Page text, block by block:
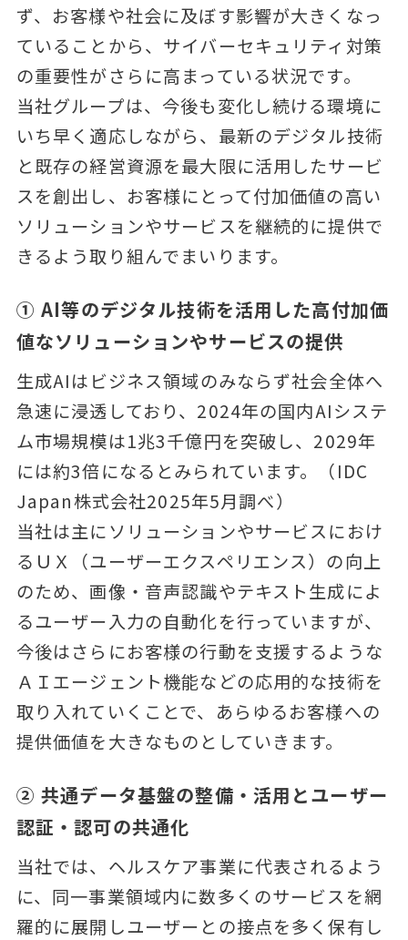
ず、お客様や社会に及ぼす影響が大きくなっ
ていることから、サイバーセキュリティ対策
の重要性がさらに高まっている状況です。
当社グループは、今後も変化し続ける環境に
いち早く適応しながら、最新のデジタル技術
と既存の経営資源を最大限に活用したサービ
スを創出し、お客様にとって付加価値の高い
ソリューションやサービスを継続的に提供で
きるよう取り組んでまいります。
① AI等のデジタル技術を活用した高付加価
値なソリューションやサービスの提供
生成AIはビジネス領域のみならず社会全体へ
急速に浸透しており、2024年の国内AIシステ
ム市場規模は1兆3千億円を突破し、2029年
には約3倍になるとみられています。（IDC
Japan株式会社2025年5月調べ）
当社は主にソリューションやサービスにおけ
るＵＸ（ユーザーエクスペリエンス）の向上
のため、画像・音声認識やテキスト生成によ
るユーザー入力の自動化を行っていますが、
今後はさらにお客様の行動を支援するような
ＡＩエージェント機能などの応用的な技術を
取り入れていくことで、あらゆるお客様への
提供価値を大きなものとしていきます。
② 共通データ基盤の整備・活用とユーザー
認証・認可の共通化
当社では、ヘルスケア事業に代表されるよう
に、同一事業領域内に数多くのサービスを網
羅的に展開しユーザーとの接点を多く保有し